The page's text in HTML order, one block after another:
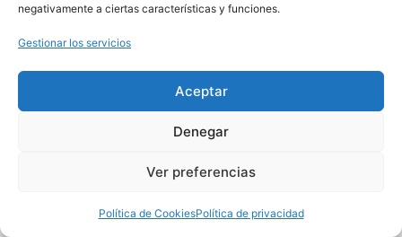
negativamente a ciertas características y funciones.
Gestionar los servicios
Aceptar
Denegar
Ver preferencias
Política de CookiesPolítica de privacidad